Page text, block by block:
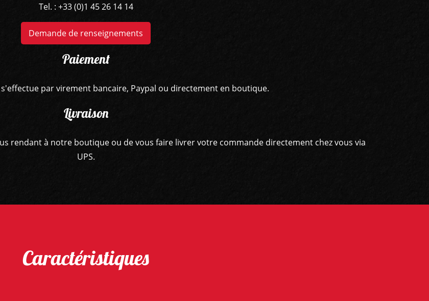
Tel. : +33 (0)1 45 26 14 14
Demande de renseignements
Paiement
par virement bancaire, Paypal ou directement en boutique.
Livraison
rendant à notre boutique ou de vous faire livrer votre commande directement chez vous via
UPS.
Caractéristiques